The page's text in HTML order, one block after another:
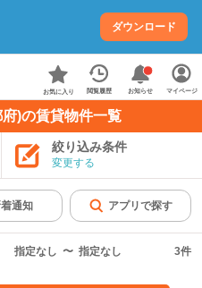
ダウンロード
お気に入り 閲覧履歴 お知らせ マイページ
)の賃貸物件一覧
絞り込み条件
変更する
通知 アプリで探す
指定なし 〜 指定なし 3件